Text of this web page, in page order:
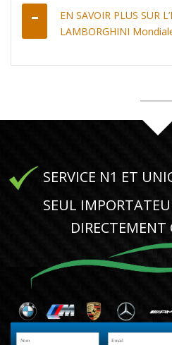
EN SAVOIR PLUS SUR
LAMBORGHINI
SERVICE N1 ET
SEUL
DIRECTEMENT